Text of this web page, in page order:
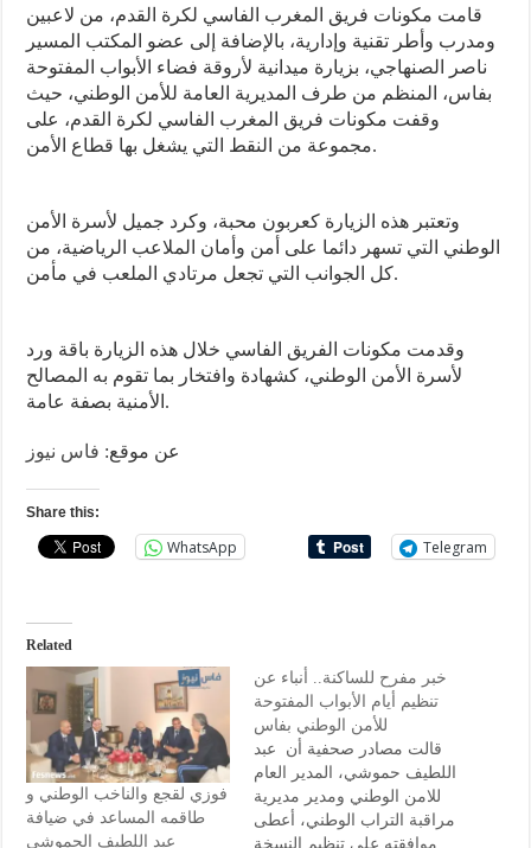
قامت مكونات فريق المغرب الفاسي لكرة القدم، من لاعبين
ومدرب وأطر تقنية وإدارية، بالإضافة إلى عضو المكتب المسير
ناصر الصنهاجي، بزيارة ميدانية لأروقة فضاء الأبواب المفتوحة
بفاس، المنظم من طرف المديرية العامة للأمن الوطني، حيث
وقفت مكونات فريق المغرب الفاسي لكرة القدم، على
مجموعة من النقط التي يشغل بها قطاع الأمن.
وتعتبر هذه الزيارة كعربون محبة، وكرد جميل لأسرة الأمن
الوطني التي تسهر دائما على أمن وأمان الملاعب الرياضية، من
كل الجوانب التي تجعل مرتادي الملعب في مأمن.
وقدمت مكونات الفريق الفاسي خلال هذه الزيارة باقة ورد
لأسرة الأمن الوطني، كشهادة وافتخار بما تقوم به المصالح
الأمنية بصفة عامة.
عن موقع: فاس نيوز
Share this:
WhatsApp Telegram
Related
فوزي لقجع والناخب الوطني و
طاقمه المساعد في ضيافة
عبد اللطيف الحموشي
خبر مفرح للساكنة.. أنباء عن
تنظيم أيام الأبواب المفتوحة
للأمن الوطني بفاس
قالت مصادر صحفية أن عبد
اللطيف حموشي، المدير العام
للامن الوطني ومدير مديرية
مراقبة التراب الوطني، أعطى
موافقته على تنظيم النسخة